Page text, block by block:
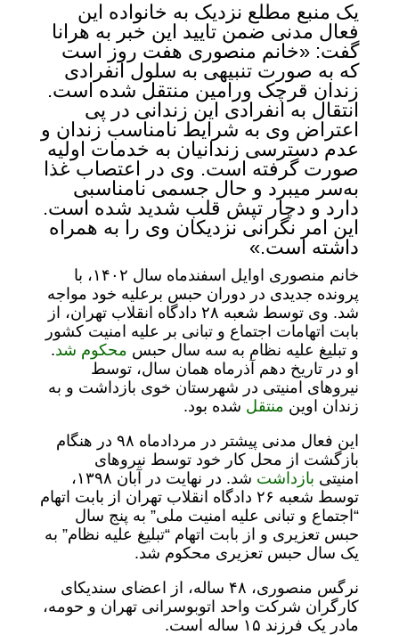
یک منبع مطلع نزدیک به خانواده این
فعال مدنی ضمن تایید این خبر به هرانا
گفت: «خانم منصوری هفت روز است
که به صورت تنبیهی به سلول انفرادی
زندان قرچک ورامین منتقل شده است.
انتقال به انفرادی این زندانی در پی
اعتراض وی به شرایط نامناسب زندان و
عدم دسترسی زندانیان به خدمات اولیه
صورت گرفته است. وی در اعتصاب غذا
به‌سر میبرد و حال جسمی نامناسبی
دارد و دچار تپش قلب شدید شده است.
این امر نگرانی نزدیکان وی را به همراه
داشته است.»
خانم منصوری اوایل اسفندماه سال ۱۴۰۲، با
پرونده جدیدی در دوران حبس برعلیه خود مواجه
شد. وی توسط شعبه ۲۸ دادگاه انقلاب تهران، از
بابت اتهامات اجتماع و تبانی بر علیه امنیت کشور
و تبلیغ علیه نظام به سه سال حبس محکوم شد.
او در تاریخ دهم آذرماه همان سال، توسط
نیروهای امنیتی در شهرستان خوی بازداشت و به
زندان اوین منتقل شده بود.
این فعال مدنی پیشتر در مردادماه ۹۸ در هنگام
بازگشت از محل کار خود توسط نیروهای
امنیتی بازداشت
شد. در نهایت در آبان ۱۳۹۸،
توسط شعبه ۲۶ دادگاه انقلاب تهران از بابت اتهام
“اجتماع و تبانی علیه امنیت ملی” به پنج سال
حبس تعزیری و از بابت اتهام “تبلیغ علیه نظام” به
یک سال حبس تعزیری محکوم شد.
نرگس منصوری، ۴۸ ساله، از اعضای سندیکای
کارگران شرکت واحد اتوبوسرانی تهران و حومه،
مادر یک فرزند ۱۵ ساله است.